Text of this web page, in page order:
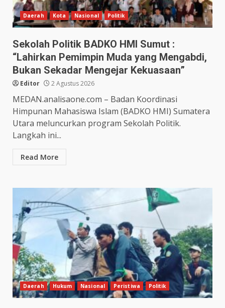
Daerah Kota Nasional Politik
Sekolah Politik BADKO HMI Sumut :
“Lahirkan Pemimpin Muda yang Mengabdi,
Bukan Sekadar Mengejar Kekuasaan”
Editor 2 Agustus 2026
MEDAN.analisaone.com – Badan Koordinasi
Himpunan Mahasiswa Islam (BADKO HMI) Sumatera
Utara meluncurkan program Sekolah Politik.
Langkah ini...
Read More
Daerah Hukum Nasional Peristiwa Politik